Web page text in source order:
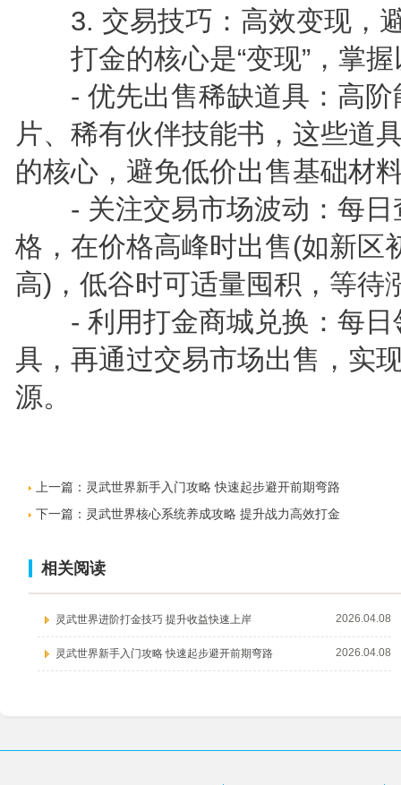
3. 交易技巧：高效变现，
打金的核心是“变现”，掌握
- 优先出售稀缺道具：高阶
片、稀有伙伴技能书，这些道
的核心，避免低价出售基础材
- 关注交易市场波动：每日
格，在价格高峰时出售(如新区
高)，低谷时可适量囤积，等待
- 利用打金商城兑换：每日
具，再通过交易市场出售，实
源。
上一篇： 灵武世界新手入门攻略 快速起步避开前期弯路
下一篇： 灵武世界核心系统养成攻略 提升战力高效打金
相关阅读
灵武世界进阶打金技巧 提升收益快速上岸 2026.04.08
灵武世界新手入门攻略 快速起步避开前期弯路 2026.04.08